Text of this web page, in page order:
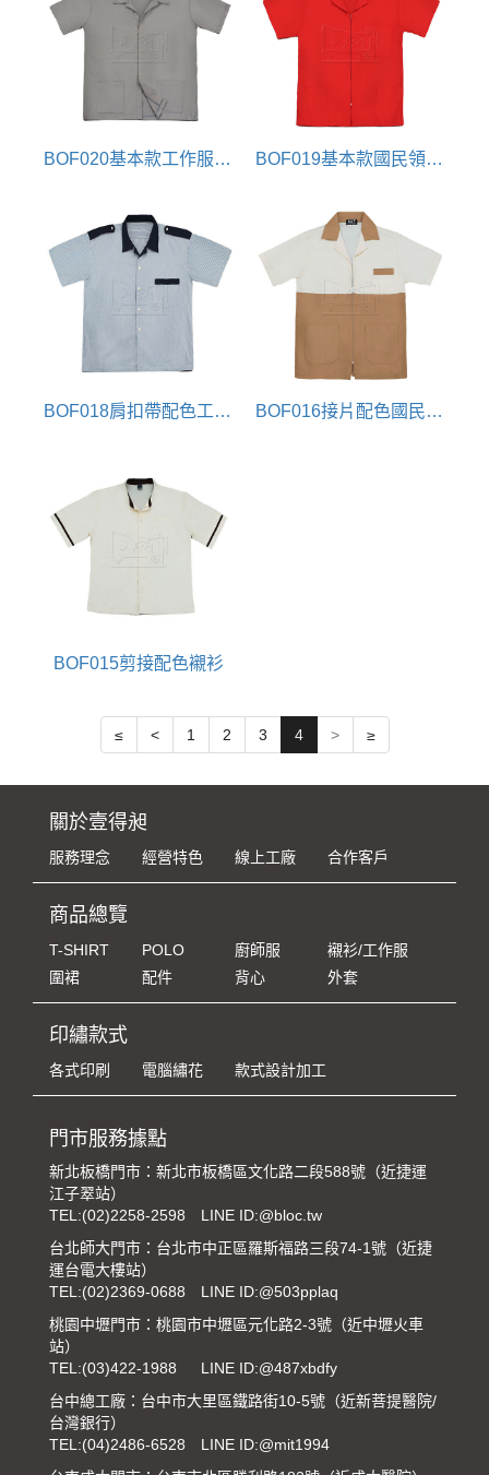
BOF020基本款工作服(工作襯衫) BOF019基本款國民領工作服(工作襯衫)
BOF018肩扣帶配色工作服(工作襯衫) BOF016接片配色國民領拉鍊工作服(家事服)
BOF015剪接配色襯衫
≤ < 1 2 3 4 > ≥
關於壹得昶
服務理念 經營特色 線上工廠 合作客戶
商品總覽
T-SHIRT POLO 廚師服
襯衫/工作服
圍裙
配件 背心 外套
印繡款式
各式印刷 電腦繡花 款式設計加工
門市服務據點
新北板橋門市：新北市板橋區文化路二段588號（近捷運
江子翠站）
TEL:(02)2258-2598
LINE ID:@bloc.tw
台北師大門市：台北市中正區羅斯福路三段74-1號（近捷
運台電大樓站）
TEL:(02)2369-0688
LINE ID:@503pplaq
桃園中壢門市：桃園市中壢區元化路2-3號（近中壢火車
站）
TEL:(03)422-1988
LINE ID:@487xbdfy
台中總工廠：台中市大里區鐵路街10-5號（近新菩提醫院/
台灣銀行）
TEL:(04)2486-6528
LINE ID:@mit1994